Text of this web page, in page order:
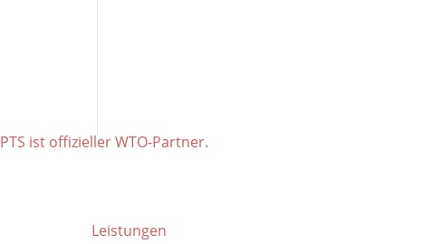
PTS ist offizieller WTO-Partner.
Leistungen